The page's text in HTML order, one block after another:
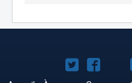
Joomla!